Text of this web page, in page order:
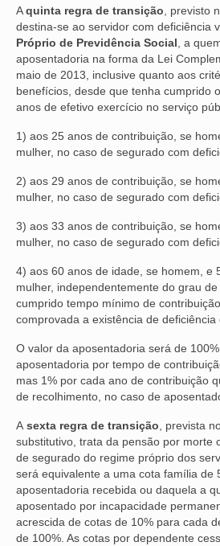
Aquinta regra de transição , previsto
destina-se ao servidor com deficiência
Próprio de Previdência Social , a
aposentadoria na forma da Lei
maio de 2013, inclusive quanto aos
benefícios, desde que tenha cumprido
anos de efetivo exercício no serviço
1) aos 25 anos de contribuição, se
mulher, no caso de segurado com
2) aos 29 anos de contribuição, se
mulher, no caso de segurado com
3) aos 33 anos de contribuição, se
mulher, no caso de segurado com
4) aos 60 anos de idade, se homem, e
mulher, independentemente do grau
cumprido tempo mínimo de
comprovada a existência de deficiência
O valor da aposentadoria será de
aposentadoria por tempo de
mas 1% por cada ano de contribuição
de recolhimento, no caso de
A sexta regra de transição , prevista
substitutivo, trata da pensão por morte
de segurado do regime próprio dos
será equivalente a uma cota família de
aposentadoria recebida ou daquela a
aposentado por incapacidade
acrescida de cotas de 10% para cada
de 100%. As cotas por dependente